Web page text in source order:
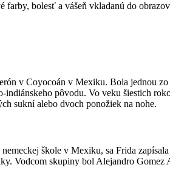
farby, bolesť a vášeň vkladanú do
v Coyocoán v Mexiku. Bola jednou
pôvodu. Vo veku šiestich
sukní alebo dvoch ponožiek na nohe.
škole v Mexiku, sa Frida
Vodcom skupiny bol Alejandro Gomez